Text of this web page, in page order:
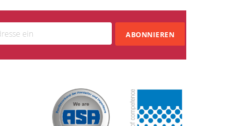
ABONNIEREN